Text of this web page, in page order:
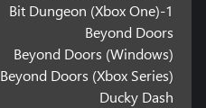
1-Bit Dungeon (Xbox One)
Beyond Doors
Beyond Doors (Windows)
Beyond Doors (Xbox Series)
Ducky Dash